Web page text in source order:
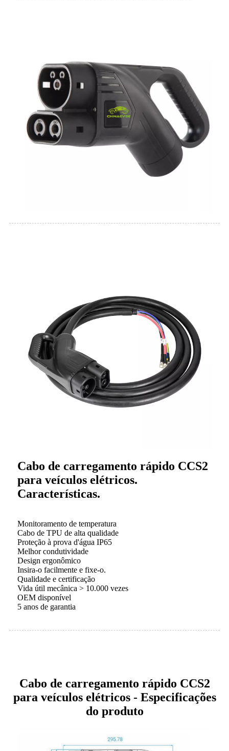
Cabo de carregamento rápido CCS2
para veículos elétricos.
Características.
Monitoramento de temperatura
Cabo de TPU de alta qualidade
Proteção à prova d'água IP65
Melhor condutividade
Design ergonômico
Insira-o facilmente e fixe-o.
Qualidade e certificação
Vida útil mecânica > 10.000 vezes
OEM disponível
5 anos de garantia
Cabo de carregamento rápido CCS2
para veículos elétricos - Especificações
do produto